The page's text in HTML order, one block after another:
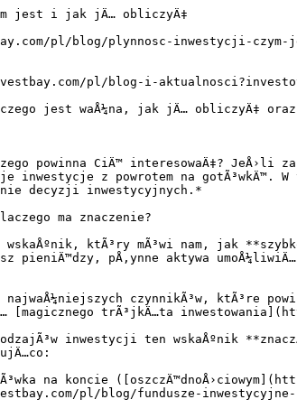
jest i jak jÄ… obliczyÄ‡
pl/blog/plynnosc-inwestycji-
pl/blog-i-
jest waÅ¼na, jak jÄ… obliczyÄ‡
powinna CiÄ™ interesowaÄ‡? JeÅ›li
inwestycje z powrotem na
decyzji inwestycyjnych.*
ma znaczenie?
wskaÅºnik, ktÃ³ry mÃ³wi nam, jak
pieniÄ™dzy, pÅ‚ynne aktywa
najwaÅ¼niejszych czynnikÃ³w, ktÃ³re
[magicznego trÃ³jkÄ…ta
inwestycji ten wskaÅºnik
na koncie
pl/blog/fundusze-inwestycyjne-